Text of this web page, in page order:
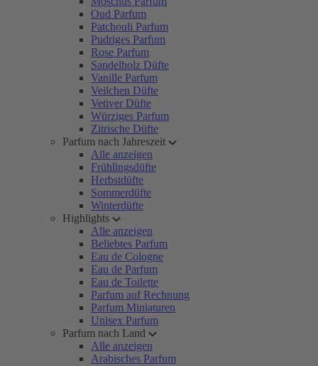
Oud Parfum
Patchouli Parfum
Pudriges Parfum
Rose Parfum
Sandelholz Düfte
Vanille Parfum
Veilchen Düfte
Vetiver Düfte
Würziges Parfum
Zitrische Düfte
Parfum nach Jahreszeit
Alle anzeigen
Frühlingsdüfte
Herbstdüfte
Sommerdüfte
Winterdüfte
Highlights
Alle anzeigen
Beliebtes Parfum
Eau de Cologne
Eau de Parfum
Eau de Toilette
Parfum auf Rechnung
Parfum Miniaturen
Unisex Parfum
Parfum nach Land
Alle anzeigen
Arabisches Parfum